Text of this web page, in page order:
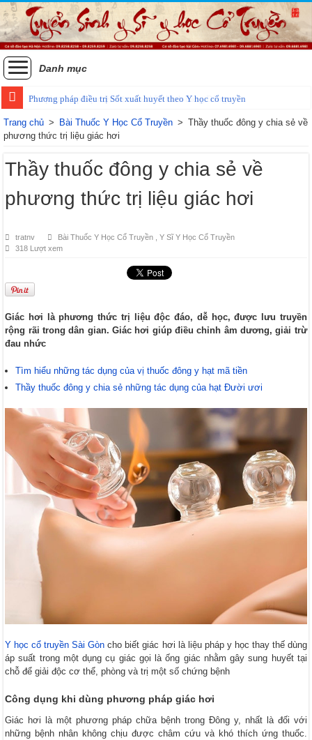
Danh mục
Phương pháp điều trị Sốt xuất huyết theo Y học cổ truyền
Các phương pháp điều trị zona thần kinh bằng Đông y
Trang chủ > Bài Thuốc Y Học Cổ Truyền > Thầy thuốc đông y chia sẻ về
phương thức trị liệu giác hơi
Thầy thuốc đông y chia sẻ về
phương thức trị liệu giác hơi
tratnv Bài Thuốc Y Học Cổ Truyền ,Y Sĩ Y Học Cổ Truyền
318 Lượt xem
Giác hơi là phương thức trị liệu độc đáo, dễ học, được lưu truyền
rộng rãi trong dân gian. Giác hơi giúp điều chỉnh âm dương, giải trừ
đau nhức
Tìm hiểu những tác dụng của vị thuốc đông y hạt mã tiền
Thầy thuốc đông y chia sẻ những tác dụng của hạt Đười ươi
Y học cổ truyền Sài Gòn cho biết giác hơi là liệu pháp y học thay thế dùng
áp suất trong một dụng cụ giác gọi là ống giác nhằm gây sung huyết tại
chỗ để giải độc cơ thể, phòng và trị một số chứng bệnh
Công dụng khi dùng phương pháp giác hơi
Giác hơi là một phương pháp chữa bệnh trong Đông y, nhất là đối với
những bệnh nhân không chịu được châm cứu và khó thích ứng thuốc.